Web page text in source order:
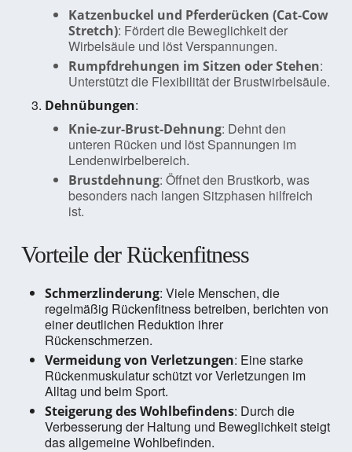
Katzenbuckel und Pferderücken (Cat-Cow
Stretch): Fördert die Beweglichkeit der
Wirbelsäule und löst Verspannungen.
Rumpfdrehungen im Sitzen oder Stehen:
Unterstützt die Flexibilität der Brustwirbelsäule.
Dehnübungen:
Knie-zur-Brust-Dehnung: Dehnt den
unteren Rücken und löst Spannungen im
Lendenwirbelbereich.
Brustdehnung: Öffnet den Brustkorb, was
besonders nach langen Sitzphasen hilfreich
ist.
Vorteile der Rückenfitness
Schmerzlinderung: Viele Menschen, die
regelmäßig Rückenfitness betreiben, berichten von
einer deutlichen Reduktion ihrer
Rückenschmerzen.
Vermeidung von Verletzungen: Eine starke
Rückenmuskulatur schützt vor Verletzungen im
Alltag und beim Sport.
Steigerung des Wohlbefindens: Durch die
Verbesserung der Haltung und Beweglichkeit steigt
das allgemeine Wohlbefinden.